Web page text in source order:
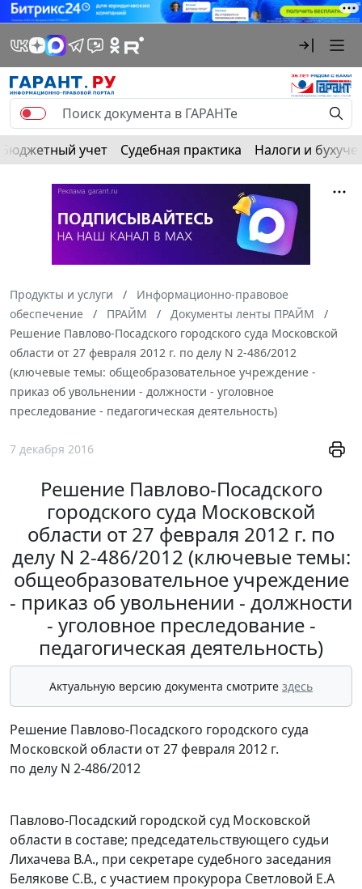
Бюджетный учет Судебная практика Налоги и
Продукты и услуги
Информационно-правовое
обеспечение
ПРАЙМ
Документы ленты ПРАЙМ
Решение Павлово-Посадского городского суда Московской
области от 27 февраля 2012 г. по делу N 2-486/2012
(ключевые темы: общеобразовательное учреждение -
приказ об увольнении - должности - уголовное
преследование - педагогическая деятельность)
7 декабря 2016
Решение Павлово-Посадского
городского суда Московской
области от 27 февраля 2012 г. по
делу N 2-486/2012 (ключевые темы:
общеобразовательное учреждение
- приказ об увольнении - должности
- уголовное преследование -
педагогическая деятельность)
Актуальную версию документа смотрите здесь
Решение Павлово-Посадского городского суда
Московской области от 27 февраля 2012 г.
по делу N 2-486/2012
Павлово-Посадский городской суд Московской
области в составе; председательствующего судьи
Лихачева В.А., при секретаре судебного заседания
Белякове С.В., с участием прокурора Светловой Е.А